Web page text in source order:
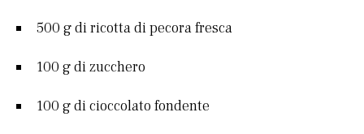
500 g di ricotta di pecora fresca
100 g di zucchero
100 g di cioccolato fondente